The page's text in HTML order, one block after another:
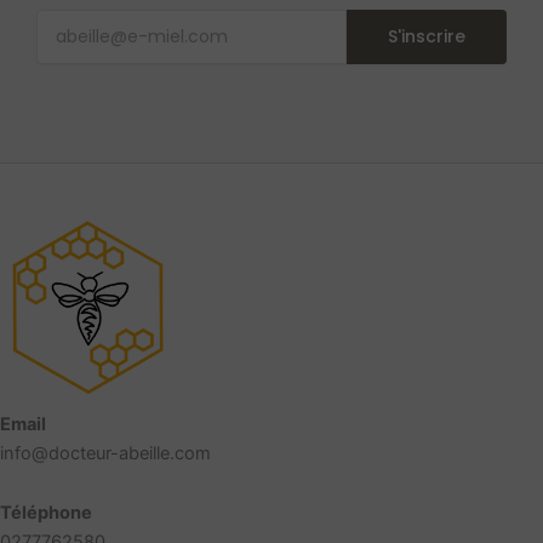
S'inscrire
Email
info@docteur-abeille.com
Téléphone